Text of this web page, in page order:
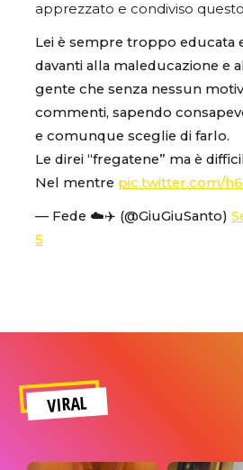
apprezzato e condiviso
Lei è sempre troppo educata
davanti alla maleducazione e
gente che senza nessun
commenti, sapendo
e comunque sceglie di farlo.
Le direi “fregatene” ma è
Nel mentre pic.twitter.com/
— Fede ☁️✈️ (@GiuGiuSanto)
5
VIRAL